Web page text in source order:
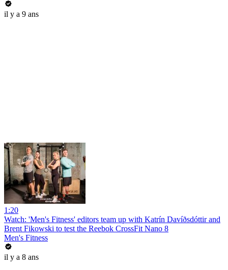
il y a 9 ans
1:20
Watch: 'Men's Fitness' editors team up with Katrín Davíðsdóttir and
Brent Fikowski to test the Reebok CrossFit Nano 8
Men's Fitness
il y a 8 ans